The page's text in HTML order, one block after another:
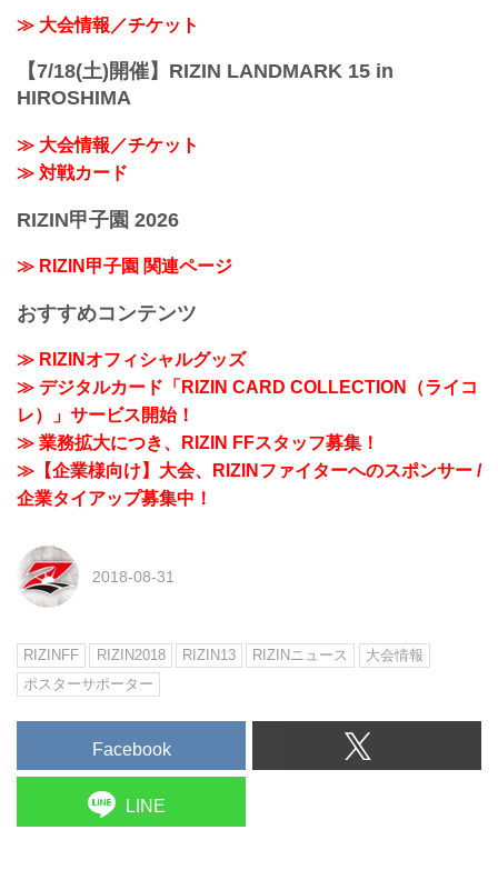
≫ 大会情報／チケット
【7/18(土)開催】RIZIN LANDMARK 15 in
HIROSHIMA
≫ 大会情報／チケット
≫ 対戦カード
RIZIN甲子園 2026
≫ RIZIN甲子園 関連ページ
おすすめコンテンツ
≫ RIZINオフィシャルグッズ
≫ デジタルカード「RIZIN CARD COLLECTION（ライコ
レ）」サービス開始！
≫ 業務拡大につき、RIZIN FFスタッフ募集！
≫【企業様向け】大会、RIZINファイターへのスポンサー /
企業タイアップ募集中！
2018-08-31
RIZINFF RIZIN2018 RIZIN13 RIZINニュース
大会情報
ポスターサポーター
Facebook
LINE